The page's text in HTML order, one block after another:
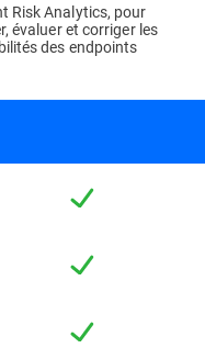
Risk Analytics, pour
évaluer et corriger les
des endpoints